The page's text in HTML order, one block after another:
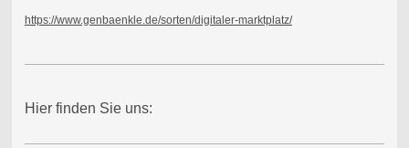
https://www.genbaenkle.de/sorten/digitaler-marktplatz/
Hier finden Sie uns: